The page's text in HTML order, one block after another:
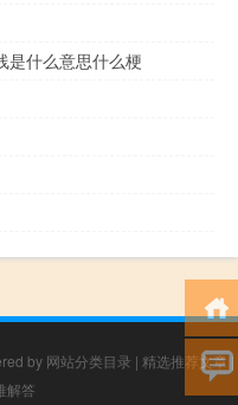
是什么意思什么梗
by 网站分类目录 | 精选推荐文章|
解答